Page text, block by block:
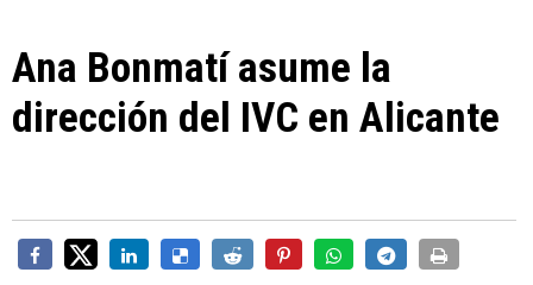
Ana Bonmatí asume la
dirección del IVC en Alicante